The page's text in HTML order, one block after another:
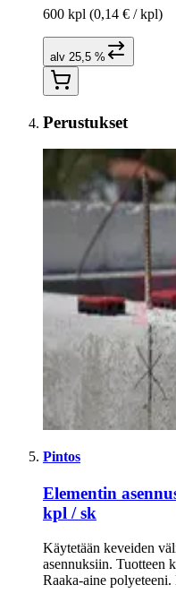
600 kpl (0,14 € / kpl)
alv 25,5 %
Perustukset
Pintos
Elementin
kpl / sk
Käytetään keveiden
asennuksiin. Tuotteen
Raaka-aine polyeteeni.